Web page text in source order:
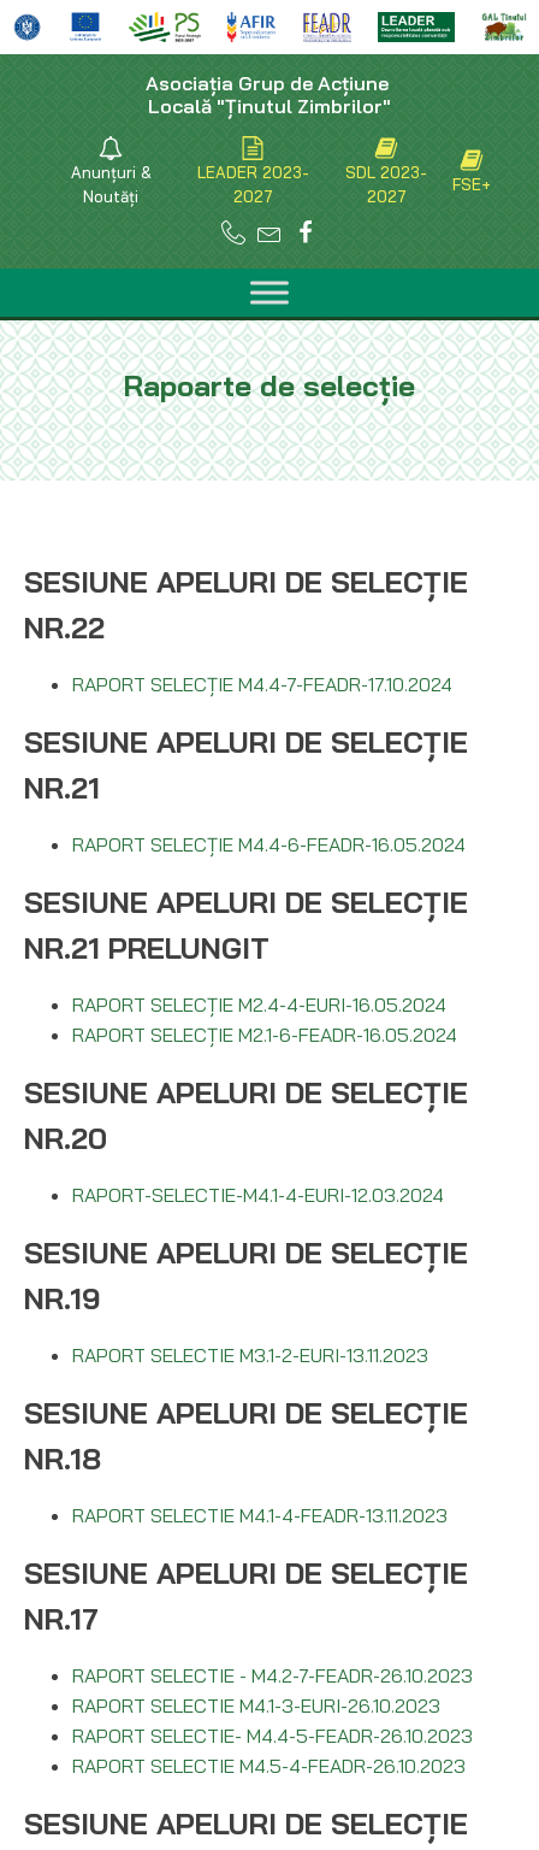
Asociaţia Grup de Acţiune
Locală "Ţinutul Zimbrilor"
Anunțuri &
Noutăți
LEADER 2023-
2027
SDL 2023-
2027
FSE+
Rapoarte de selecție
SESIUNE APELURI DE SELECȚIE
NR.22
RAPORT SELECȚIE M4.4-7-FEADR-17.10.2024
SESIUNE APELURI DE SELECȚIE
NR.21
RAPORT SELECȚIE M4.4-6-FEADR-16.05.2024
SESIUNE APELURI DE SELECȚIE
NR.21 PRELUNGIT
RAPORT SELECȚIE M2.4-4-EURI-16.05.2024
RAPORT SELECȚIE M2.1-6-FEADR-16.05.2024
SESIUNE APELURI DE SELECȚIE
NR.20
RAPORT-SELECTIE-M4.1-4-EURI-12.03.2024
SESIUNE APELURI DE SELECȚIE
NR.19
RAPORT SELECTIE M3.1-2-EURI-13.11.2023
SESIUNE APELURI DE SELECȚIE
NR.18
RAPORT SELECTIE M4.1-4-FEADR-13.11.2023
SESIUNE APELURI DE SELECȚIE
NR.17
RAPORT SELECTIE - M4.2-7-FEADR-26.10.2023
RAPORT SELECTIE M4.1-3-EURI-26.10.2023
RAPORT SELECTIE- M4.4-5-FEADR-26.10.2023
RAPORT SELECTIE M4.5-4-FEADR-26.10.2023
SESIUNE APELURI DE SELECȚIE